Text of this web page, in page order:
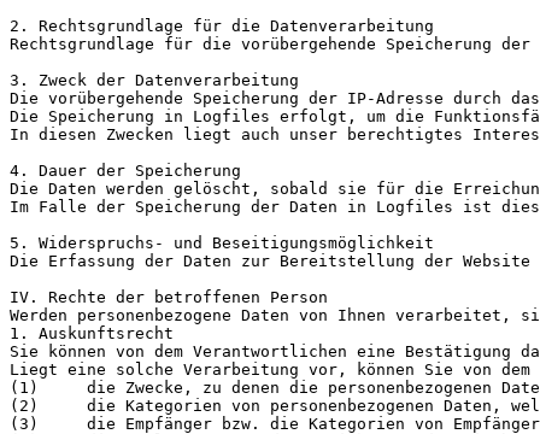
2. Rechtsgrundlage für die Datenverarbeitung
Rechtsgrundlage für die vorübergehende Speicherung
3. Zweck der Datenverarbeitung
Die vorübergehende Speicherung der IP-Adresse
Die Speicherung in Logfiles erfolgt, um die
In diesen Zwecken liegt auch unser berechtigtes
4. Dauer der Speicherung
Die Daten werden gelöscht, sobald sie für die
Im Falle der Speicherung der Daten in Logfiles ist dies
5. Widerspruchs- und Beseitigungsmöglichkeit
Die Erfassung der Daten zur Bereitstellung der
IV. Rechte der betroffenen Person
Werden personenbezogene Daten von Ihnen verarbeitet,
1. Auskunftsrecht
Sie können von dem Verantwortlichen eine
Liegt eine solche Verarbeitung vor, können Sie von
(1)	die Zwecke, zu denen die personenbezogenen Daten verarbeitet werden;
(2)	die Kategorien von personenbezogenen Daten, welche verarbeitet werden;
(3)	die Empfänger bzw. die Kategorien von Empfängern, gegenüber denen die Sie betreffenden personenbezogenen Daten offengelegt wurden oder noch offengelegt werden;